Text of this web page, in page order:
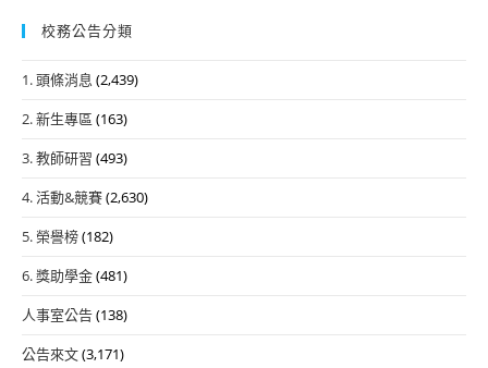
校務公告分類
1. 頭條消息 (2,439)
2. 新生專區 (163)
3. 教師研習 (493)
4. 活動&競賽(2,630)
5. 榮譽榜(182)
6. 獎助學金(481)
人事室公告(138)
公告來文(3,171)